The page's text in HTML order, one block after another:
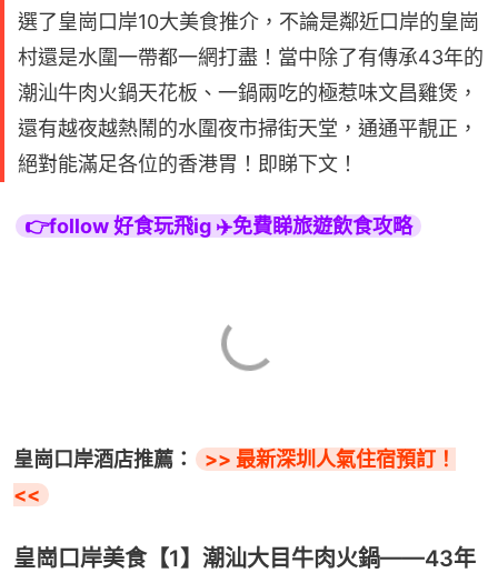
選了皇崗口岸10大美食推介，不論是鄰近口岸的皇崗
村還是水圍一帶都一網打盡！當中除了有傳承43年的
潮汕牛肉火鍋天花板、一鍋兩吃的極惹味文昌雞煲，
還有越夜越熱鬧的水圍夜市掃街天堂，通通平靚正，
絕對能滿足各位的香港胃！即睇下文！
👉follow 好食玩飛ig ✈️免費睇旅遊飲食攻略
皇崗口岸酒店推薦：
>> 最新深圳人氣住宿預訂！
<<
皇崗口岸美食【1】潮汕大目牛肉火鍋——43年